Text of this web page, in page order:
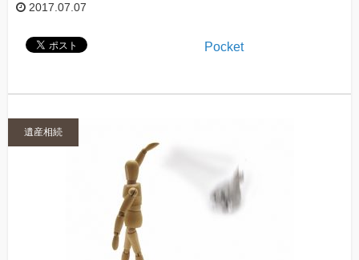
2017.07.07
Pocket
遺産相続